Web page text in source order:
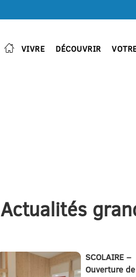
VIVRE DÉCOUVRIR
Actualités
SCOLAIRE –
Ouverture de